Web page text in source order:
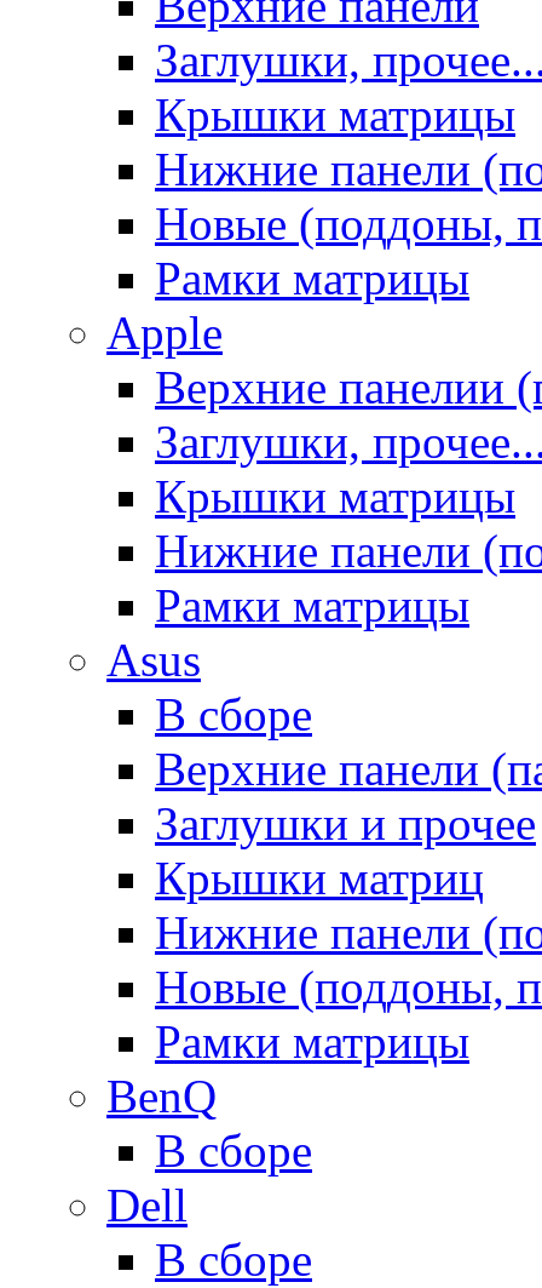
Заглушки,
Крышки матрицы
Нижние панели
Новые (поддоны,
Рамки матрицы
Apple
Верхние панелии
Заглушки,
Крышки матрицы
Нижние панели
Рамки матрицы
Asus
В сборе
Верхние панели
Заглушки и прочее
Крышки матриц
Нижние панели
Новые (поддоны,
Рамки матрицы
BenQ
В сборе
Dell
В сборе